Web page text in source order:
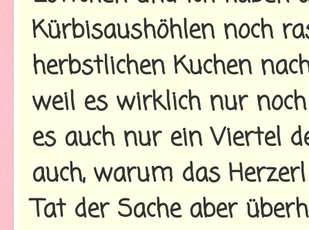
Kürbisaushöhlen noch
herbstlichen Kuchen
weil es wirklich nur
es auch nur ein Viertel
auch, warum das
Tat der Sache aber